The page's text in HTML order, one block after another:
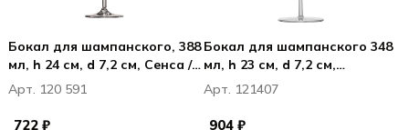
Бокал для шампанского, 388
мл, h 24 см, d 7,2 см, Сенса /
Sensa
Арт. 120 591
722 ₽
Бокал для шампанского 348
мл, h 23 см, d 7,2 см,
VERVINO
Арт. 121407
904 ₽